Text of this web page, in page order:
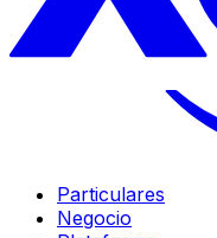
Particulares
Negocio